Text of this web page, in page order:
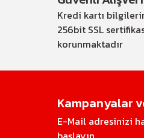
Kredi kartı
256bit SSL
korunmaktadır
Kampanyalar
E-Mail adresinizi